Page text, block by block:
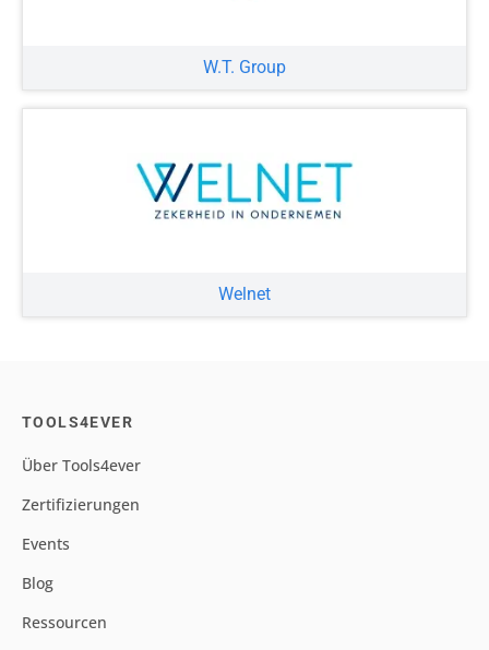
W.T. Group
Welnet
TOOLS4EVER
Über Tools4ever
Zertifizierungen
Events
Blog
Ressourcen